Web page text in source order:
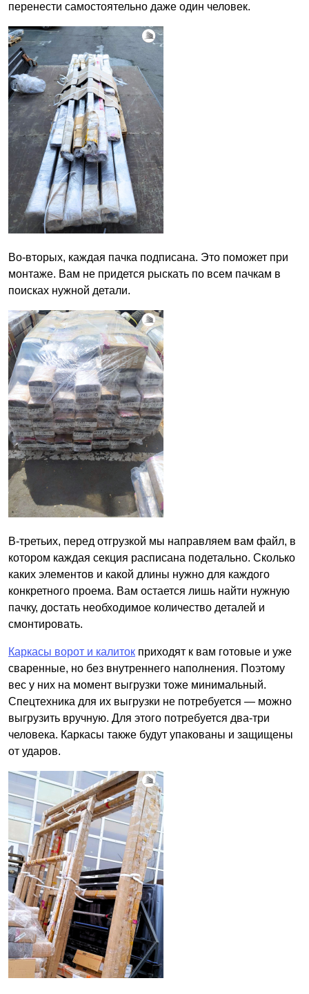
перенести самостоятельно даже один человек.
Во-вторых, каждая пачка подписана. Это поможет при
монтаже. Вам не придется рыскать по всем пачкам в
поисках нужной детали.
В-третьих, перед отгрузкой мы направляем вам файл, в
котором каждая секция расписана подетально. Сколько
каких элементов и какой длины нужно для каждого
конкретного проема. Вам остается лишь найти нужную
пачку, достать необходимое количество деталей и
смонтировать.
Каркасы ворот и калиток приходят к вам готовые и уже
сваренные, но без внутреннего наполнения. Поэтому
вес у них на момент выгрузки тоже минимальный.
Спецтехника для их выгрузки не потребуется — можно
выгрузить вручную. Для этого потребуется два-три
человека. Каркасы также будут упакованы и защищены
от ударов.